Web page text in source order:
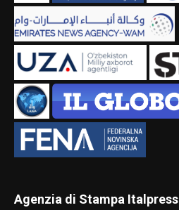
Agenzia di Stampa Italpress